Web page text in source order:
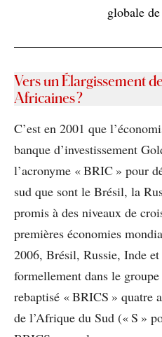
globale
Vers un Élargissement
Africaines ?
C’est en 2001 que
banque d’investissement
l’acronyme « BRIC » pour
sud que sont le Brésil, la
promis à des niveaux de
premières économies
2006, Brésil, Russie, Inde et
formellement dans le
rebaptisé « BRICS » quatre
de l’Afrique du Sud (« S »